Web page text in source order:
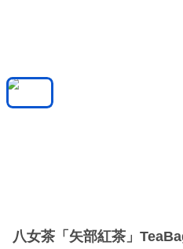
八女茶「矢部紅茶」